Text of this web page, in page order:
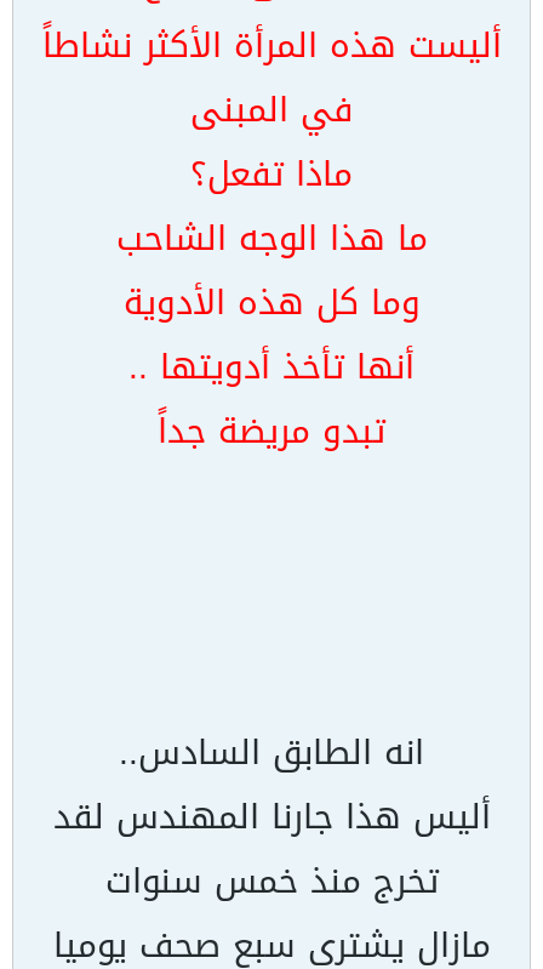
أليست هذه المرأة الأكثر نشاطاً
في المبنى
ماذا تفعل؟
ما هذا الوجه الشاحب
وما كل هذه الأدوية
أنها تأخذ أدويتها ..
تبدو مريضة جداً
انه الطابق السادس..
أليس هذا جارنا المهندس لقد
تخرج منذ خمس سنوات
مازال يشترى سبع صحف يوميا